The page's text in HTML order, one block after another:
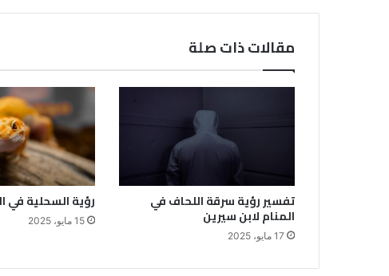
مقالات ذات صلة
تفسير رؤية سرقة اللحاف في
المنام لابن سيرين
17 مايو، 2025
رؤية السحلية في
15 مايو، 2025